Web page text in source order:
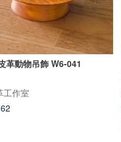
革動物吊飾 W6-041
工作室